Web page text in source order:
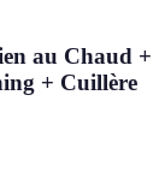
au Chaud +
+ Cuillère